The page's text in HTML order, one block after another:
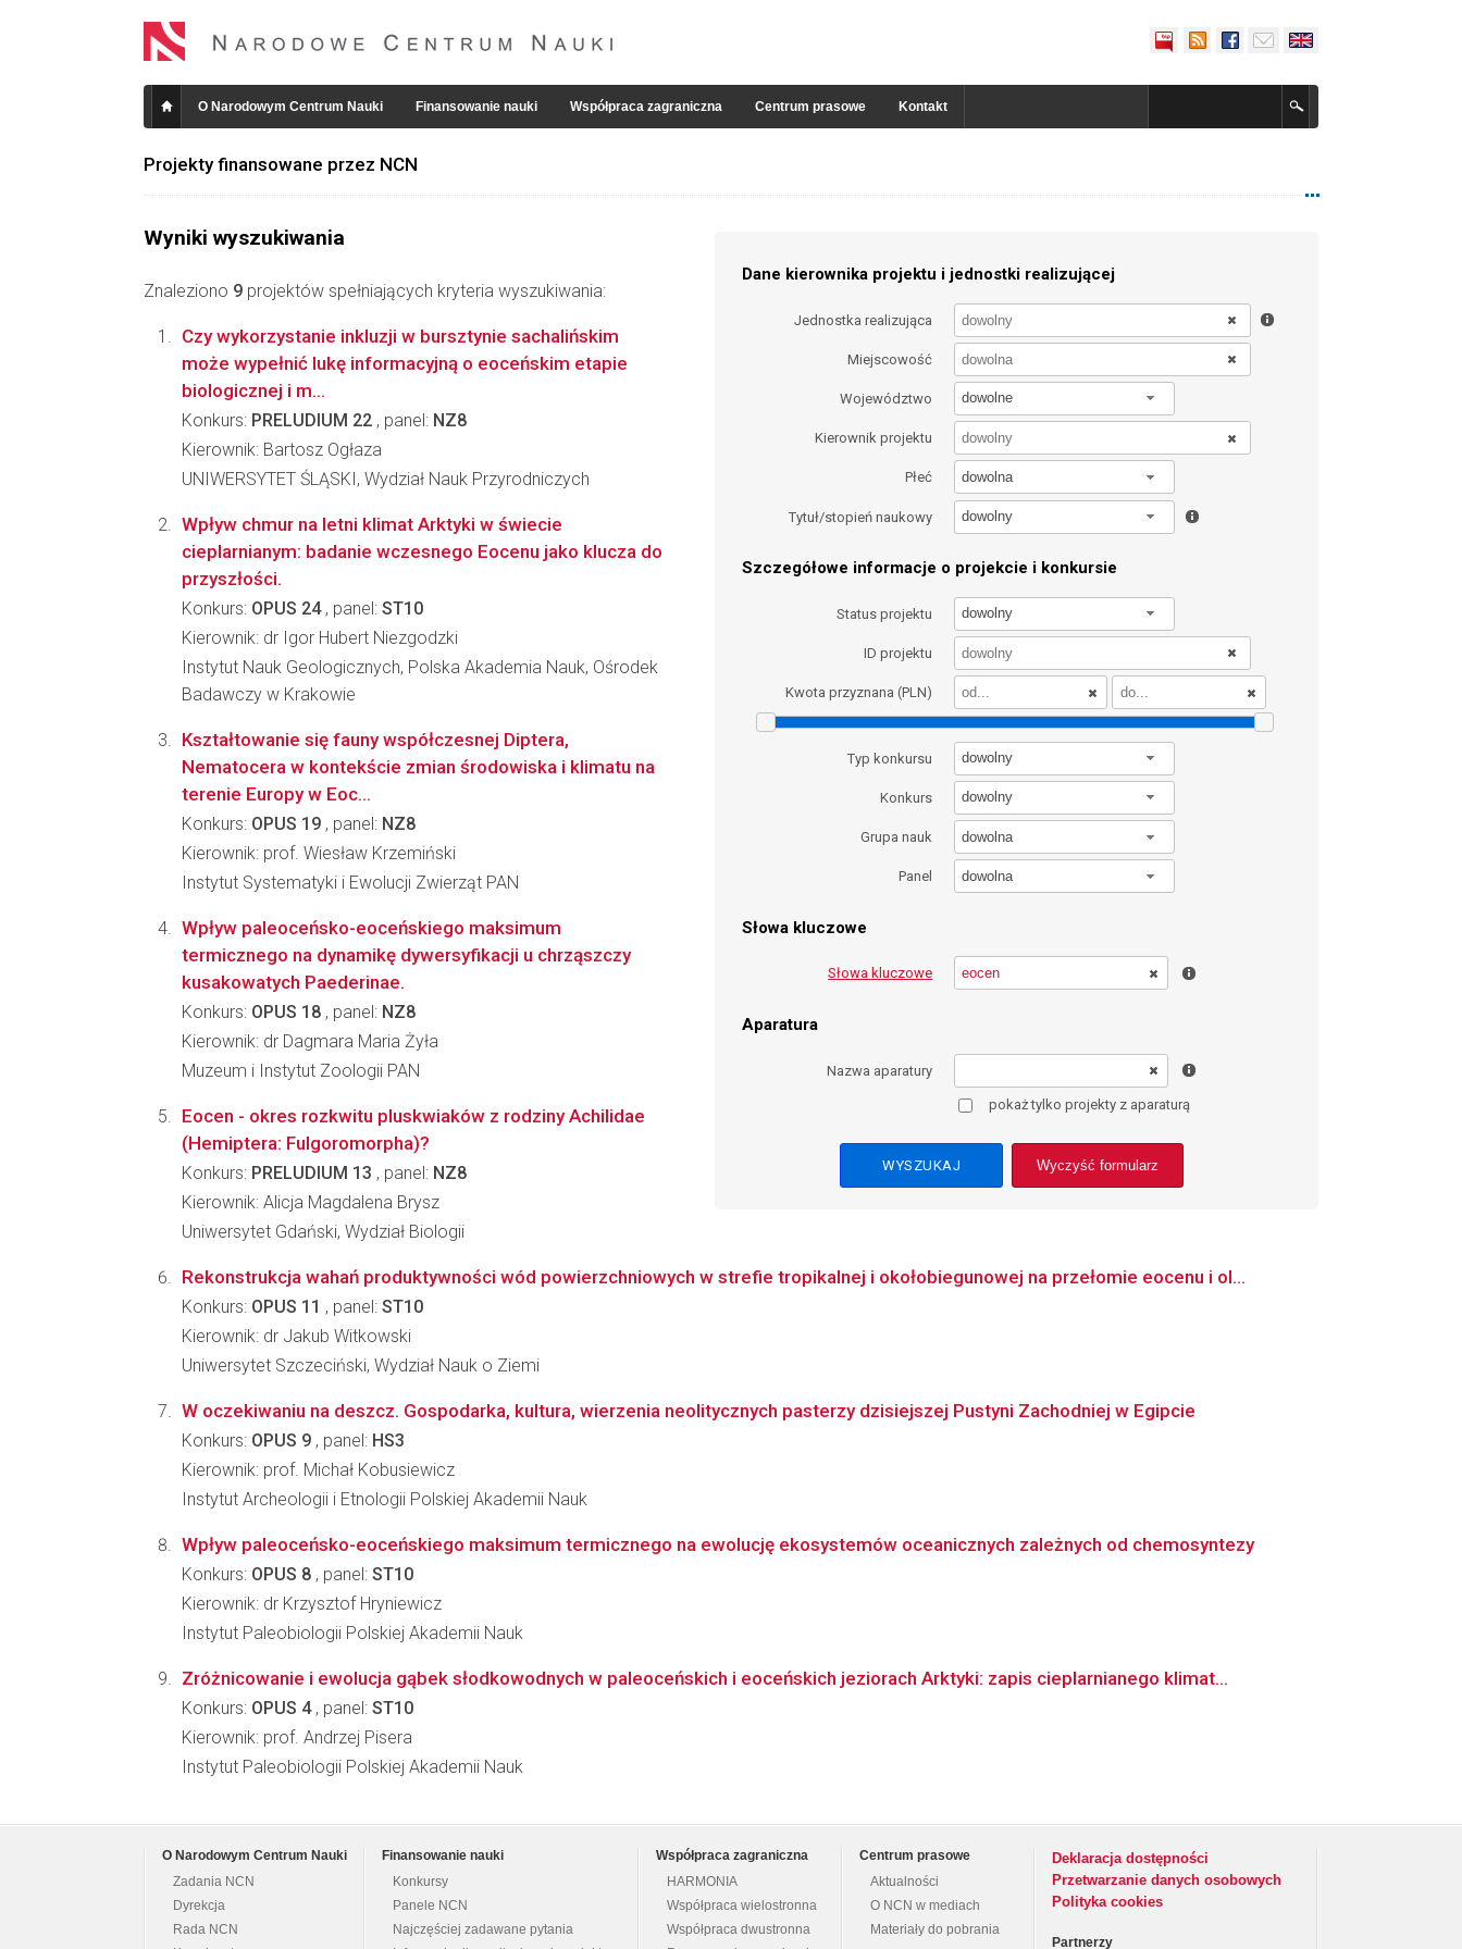
O Narodowym Centrum Nauki Finansowanie nauki Współpraca zagraniczna Centrum prasowe Kontakt
Projekty finansowane przez NCN
Wyniki wyszukiwania
Znaleziono 9 projektów spełniających kryteria wyszukiwania:
Dane kierownika projektu i jednostki realizującej
Jednostka realizująca
Miejscowość
Województwo dowolne
Kierownik projektu
Płeć dowolna
Tytuł/stopień naukowy dowolny
Szczegółowe informacje o projekcie i konkursie
Status projektu dowolny
ID projektu
Kwota przyznana (PLN)
Typ konkursu dowolny
Konkurs dowolny
Grupa nauk dowolna
Panel dowolna
Słowa kluczowe
Słowa kluczowe
Aparatura
Nazwa aparatury
pokaż tylko projekty z aparaturą
Wyczyść formularz
Czy wykorzystanie inkluzji w bursztynie sachalińskim
może wypełnić lukę informacyjną o eoceńskim etapie
biologicznej i m...
Konkurs: PRELUDIUM 22 , panel: NZ8
Kierownik: Bartosz Ogłaza
UNIWERSYTET ŚLĄSKI, Wydział Nauk Przyrodniczych
Wpływ chmur na letni klimat Arktyki w świecie
cieplarnianym: badanie wczesnego Eocenu jako klucza do
przyszłości.
Konkurs: OPUS 24, panel: ST10
Kierownik: dr Igor Hubert Niezgodzki
Instytut Nauk Geologicznych, Polska Akademia Nauk, Ośrodek
Badawczy w Krakowie
Kształtowanie się fauny współczesnej Diptera,
Nematocera w kontekście zmian środowiska i klimatu na
terenie Europy w Eoc...
Konkurs: OPUS 19 , panel: NZ8
Kierownik: prof. Wiesław Krzemiński
Instytut Systematyki i Ewolucji Zwierząt PAN
Wpływ paleoceńsko-eoceńskiego maksimum
termicznego na dynamikę dywersyfikacji u chrząszczy
kusakowatych Paederinae.
Konkurs: OPUS 18 , panel: NZ8
Kierownik: dr Dagmara Maria Żyła
Muzeum i Instytut Zoologii PAN
Eocen - okres rozkwitu pluskwiaków z rodziny Achilidae
(Hemiptera: Fulgoromorpha)?
Konkurs: PRELUDIUM 13 , panel: NZ8
Kierownik: Alicja Magdalena Brysz
Uniwersytet Gdański, Wydział Biologii
Rekonstrukcja wahań produktywności wód powierzchniowych w strefie tropikalnej i okołobiegunowej na przełomie eocenu i ol...
Konkurs: OPUS 11 , panel: ST10
Kierownik: dr Jakub Witkowski
Uniwersytet Szczeciński, Wydział Nauk o Ziemi
W oczekiwaniu na deszcz. Gospodarka, kultura, wierzenia neolitycznych pasterzy dzisiejszej Pustyni Zachodniej w Egipcie
Konkurs: OPUS 9 , panel: HS3
Kierownik: prof. Michał Kobusiewicz
Instytut Archeologii i Etnologii Polskiej Akademii Nauk
Wpływ paleoceńsko-eoceńskiego maksimum termicznego na ewolucję ekosystemów oceanicznych zależnych od chemosyntezy
Konkurs: OPUS 8 , panel: ST10
Kierownik: dr Krzysztof Hryniewicz
Instytut Paleobiologii Polskiej Akademii Nauk
Zróżnicowanie i ewolucja gąbek słodkowodnych w paleoceńskich i eoceńskich jeziorach Arktyki: zapis cieplarnianego klimat...
Konkurs: OPUS 4, panel: ST10
Kierownik: prof. Andrzej Pisera
Instytut Paleobiologii Polskiej Akademii Nauk
O Narodowym Centrum Nauki
Zadania NCN
Dyrekcja
Rada NCN
Finansowanie nauki
Konkursy
Panele NCN
Najczęściej zadawane pytania
Współpraca zagraniczna
HARMONIA
Współpraca wielostronna
Współpraca dwustronna
Centrum prasowe
Aktualności
O NCN w mediach
Materiały do pobrania
Deklaracja dostępności
Przetwarzanie danych osobowych
Polityka cookies
Partnerzy